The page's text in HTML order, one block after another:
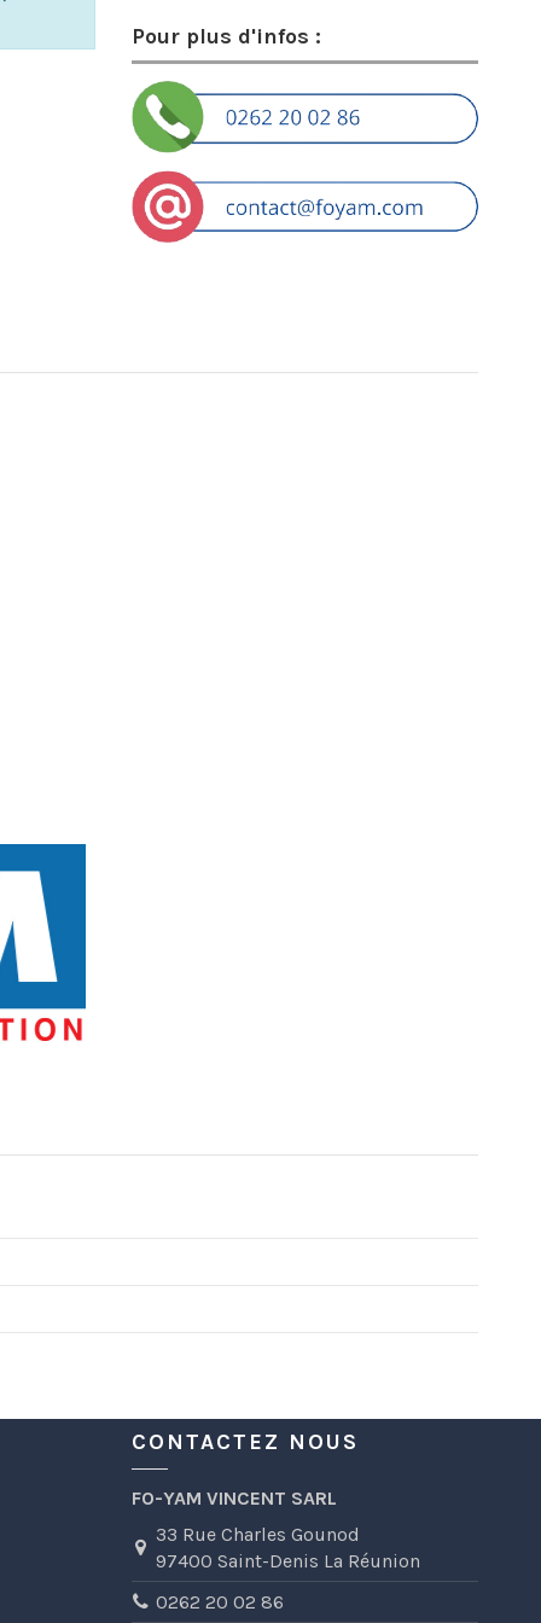
Pour plus d'infos :
CONTACTEZ NOUS
FO-YAM VINCENT SARL
33 Rue Charles Gounod
97400 Saint-Denis La Réunion
0262 20 02 86